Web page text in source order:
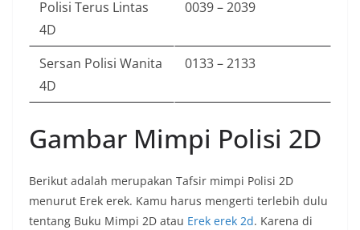
Polisi Terus Lintas
4D
0039 – 2039
Sersan Polisi Wanita
4D
0133 – 2133
Gambar Mimpi Polisi 2D
Berikut adalah merupakan Tafsir mimpi Polisi 2D
menurut Erek erek. Kamu harus mengerti terlebih dulu
tentang Buku Mimpi 2D atau Erek erek 2d. Karena di